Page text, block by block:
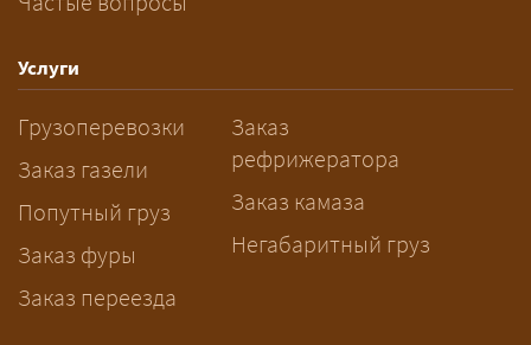
рабочих дней. Оставьте заявку
заблаговременно — логист
рассчитает маршрут и запустит
подготовку документов.
Услуги
Грузоперевозки
Заказ газели
Попутный груз
Заказ фуры
Заказ переезда
Заказ
рефрижератора
Заказ камаза
Негабаритный груз